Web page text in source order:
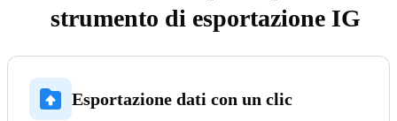
strumento di esportazione IG
Esportazione dati con un clic